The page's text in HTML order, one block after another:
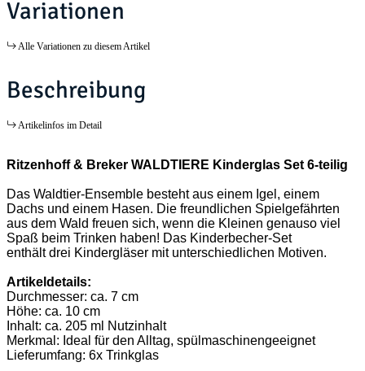
Variationen
Alle Variationen zu diesem Artikel
Beschreibung
Artikelinfos im Detail
Ritzenhoff & Breker WALDTIERE Kinderglas Set 6-teilig
Das Waldtier-Ensemble besteht aus einem Igel, einem
Dachs und einem Hasen. Die freundlichen Spielgefährten
aus dem Wald freuen sich, wenn die Kleinen genauso viel
Spaß beim Trinken haben! Das Kinderbecher-Set
enthält drei Kindergläser mit unterschiedlichen Motiven.
Artikeldetails:
Durchmesser: ca. 7 cm
Höhe: ca. 10 cm
Inhalt: ca. 205 ml Nutzinhalt
Merkmal: Ideal für den Alltag, spülmaschinengeeignet
Lieferumfang: 6x Trinkglas